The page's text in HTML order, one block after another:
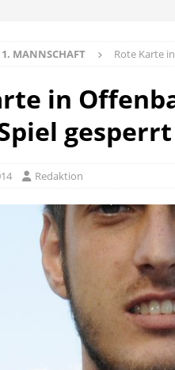
1. MANNSCHAFT Rote Karte
in
gesperrt
Redaktion